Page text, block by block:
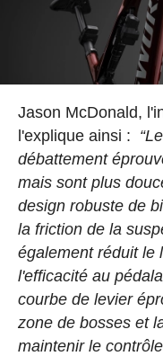
Jason McDonald,
l'explique ainsi :
débattement
mais sont plus
design robuste de
la friction de la
également réduit le
l'efficacité au
courbe de levier
zone de bosses et
maintenir le